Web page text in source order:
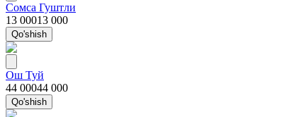
Сомса Гуштли
13 00013 000
Qo'shish
Ош Туй
44 00044 000
Qo'shish